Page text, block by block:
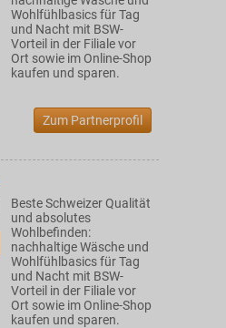
Wohlfühlbasics für Tag
und Nacht mit BSW-
Vorteil in der Filiale vor
Ort sowie im Online-Shop
kaufen und sparen.
Zum Partnerprofil
Beste Schweizer Qualität
und absolutes
Wohlbefinden:
nachhaltige Wäsche und
Wohlfühlbasics für Tag
und Nacht mit BSW-
Vorteil in der Filiale vor
Ort sowie im Online-Shop
kaufen und sparen.